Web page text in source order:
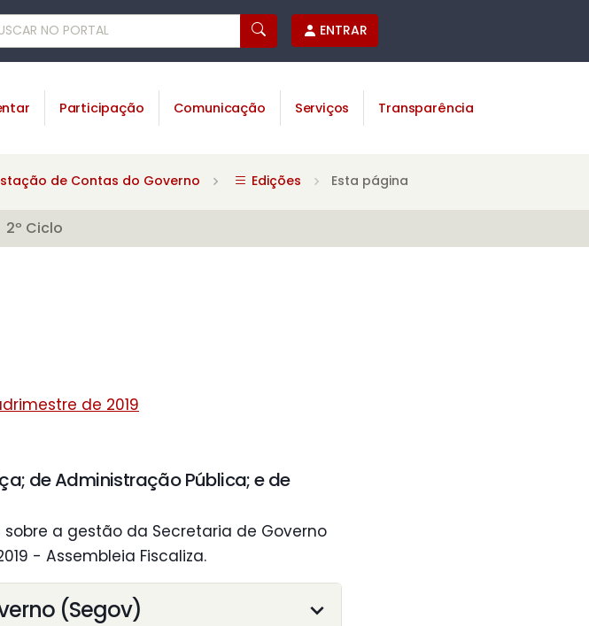
ENTRAR
Participação Comunicação Serviços Transparência
de Contas do Governo Edições Esta página
2º Ciclo
de 2019
de Administração Pública; e de
a gestão da Secretaria de Governo
- Assembleia Fiscaliza.
(Segov)